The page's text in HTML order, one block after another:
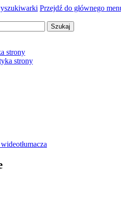
Przejdź do głównego